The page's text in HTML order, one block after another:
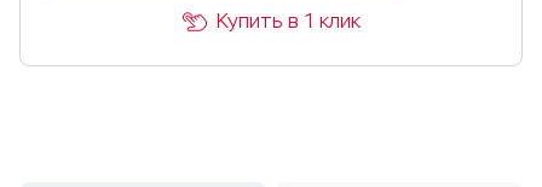
Купить в 1 клик